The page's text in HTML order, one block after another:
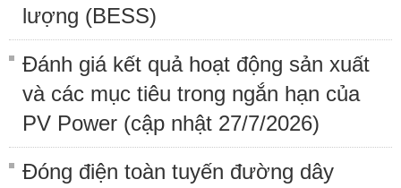
lượng (BESS)
Đánh giá kết quả hoạt động sản xuất
và các mục tiêu trong ngắn hạn của
PV Power (cập nhật 27/7/2026)
Đóng điện toàn tuyến đường dây